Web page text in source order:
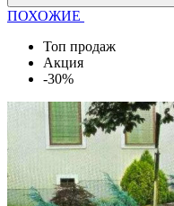
ПОХОЖИЕ
Топ продаж
Акция
-30%